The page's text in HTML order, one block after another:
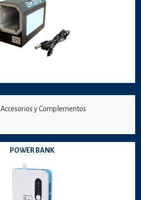
Accesorios y Complementos
POWER BANK